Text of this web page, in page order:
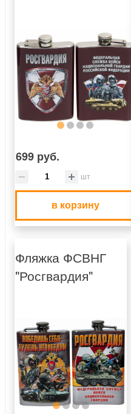
699 руб.
шт
в корзину
Фляжка ФСВНГ
"Росгвардия"